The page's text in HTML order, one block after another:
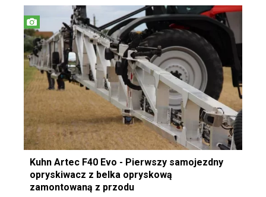
Kuhn Artec F40 Evo - Pierwszy samojezdny
opryskiwacz z belka opryskową
zamontowaną z przodu